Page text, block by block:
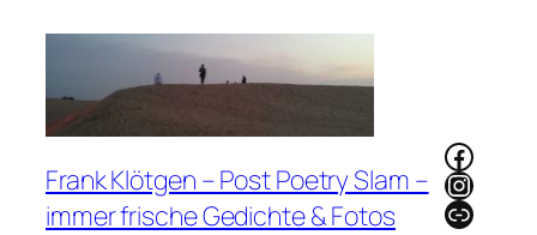
Frank Klötgen – Post Poetry Slam –
immer frische Gedichte & Fotos
Link